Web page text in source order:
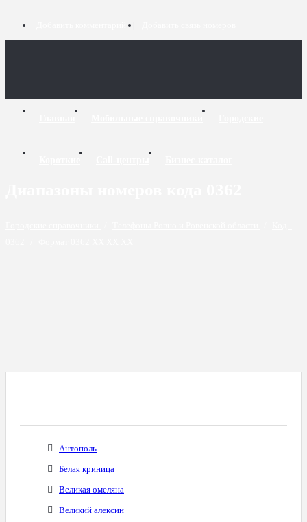
Антополь
Белая криница
Великая омеляна
Великий алексин